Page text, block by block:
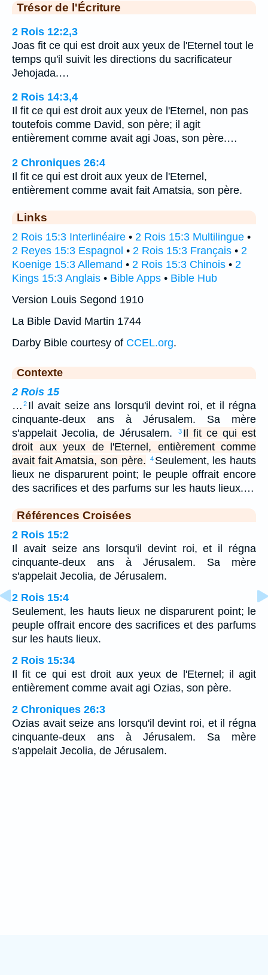
Trésor de l'Écriture
2 Rois 12:2,3
Joas fit ce qui est droit aux yeux de l'Eternel tout le
temps qu'il suivit les directions du sacrificateur
Jehojada.…
2 Rois 14:3,4
Il fit ce qui est droit aux yeux de l'Eternel, non pas
toutefois comme David, son père; il agit
entièrement comme avait agi Joas, son père.…
2 Chroniques 26:4
Il fit ce qui est droit aux yeux de l'Eternel,
entièrement comme avait fait Amatsia, son père.
Links
2 Rois 15:3 Interlinéaire • 2 Rois 15:3 Multilingue •
2 Reyes 15:3 Espagnol • 2 Rois 15:3 Français • 2
Koenige 15:3 Allemand • 2 Rois 15:3 Chinois • 2
Kings 15:3 Anglais • Bible Apps • Bible Hub
Version Louis Segond 1910
La Bible David Martin 1744
Darby Bible courtesy of CCEL.org.
Contexte
2 Rois 15
… 2 Il avait seize ans lorsqu'il devint roi, et il régna
cinquante-deux ans à Jérusalem. Sa mère
s'appelait Jecolia, de Jérusalem.
3 Il fit ce qui est
droit aux yeux de l'Eternel, entièrement comme
avait fait Amatsia, son père.
4 Seulement, les hauts
lieux ne disparurent point; le peuple offrait encore
des sacrifices et des parfums sur les hauts lieux.…
Références Croisées
2 Rois 15:2
Il avait seize ans lorsqu'il devint roi, et il régna
cinquante-deux ans à Jérusalem. Sa mère
s'appelait Jecolia, de Jérusalem.
2 Rois 15:4
Seulement, les hauts lieux ne disparurent point; le
peuple offrait encore des sacrifices et des parfums
sur les hauts lieux.
2 Rois 15:34
Il fit ce qui est droit aux yeux de l'Eternel; il agit
entièrement comme avait agi Ozias, son père.
2 Chroniques 26:3
Ozias avait seize ans lorsqu'il devint roi, et il régna
cinquante-deux ans à Jérusalem. Sa mère
s'appelait Jecolia, de Jérusalem.